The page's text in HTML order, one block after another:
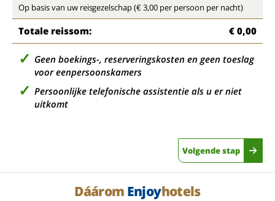
Op basis van uw reisgezelschap (€ 3,00 per persoon per nacht)
Totale reissom: € 0,00
Geen boekings-, reserveringskosten en geen toeslag
voor eenpersoonskamers
Persoonlijke telefonische assistentie als u er niet
uitkomt
Volgende stap
Dáárom Enjoyhotels